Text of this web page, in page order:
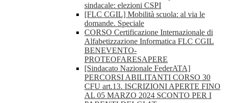
sindacale: elezioni CSPI
[FLC CGIL] Mobilità scuola: al via le
domande. Speciale
CORSO Certificazione Internazionale di
Alfabetizzazione Informatica FLC CGIL
BENEVENTO-
PROTEOFARESAPERE
[Sindacato Nazionale FederATA]
PERCORSI ABILITANTI CORSO 30
CFU art.13. ISCRIZIONI APERTE FINO
AL 05 MARZO 2024 SCONTO PER I